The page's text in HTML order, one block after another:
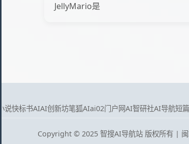
JellyMario是
说快标书AIAI创新坊笔狐AIai02门户网AI智研社AI导航短
Copyright © 2025 智搜AI导航站 版权所有 |